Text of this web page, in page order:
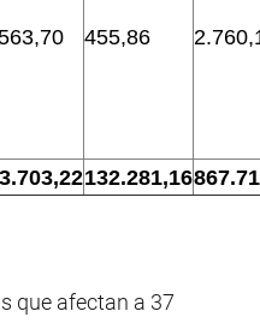
455,86
132.281,16
que afectan a 37